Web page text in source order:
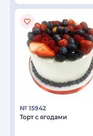
№ 15942
Торт с ягодами